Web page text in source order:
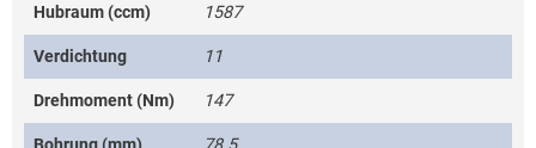
Hubraum (ccm) 1587
Verdichtung 11
Drehmoment (Nm) 147